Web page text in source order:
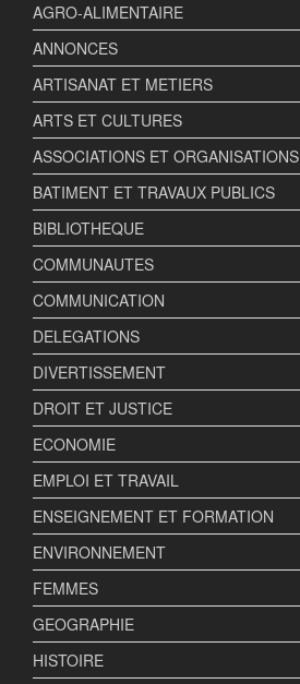
AGRO-ALIMENTAIRE
ANNONCES
ARTISANAT ET METIERS
ARTS ET CULTURES
ASSOCIATIONS ET ORGANISATIONS
BATIMENT ET TRAVAUX PUBLICS
BIBLIOTHEQUE
COMMUNAUTES
COMMUNICATION
DELEGATIONS
DIVERTISSEMENT
DROIT ET JUSTICE
ECONOMIE
EMPLOI ET TRAVAIL
ENSEIGNEMENT ET FORMATION
ENVIRONNEMENT
FEMMES
GEOGRAPHIE
HISTOIRE